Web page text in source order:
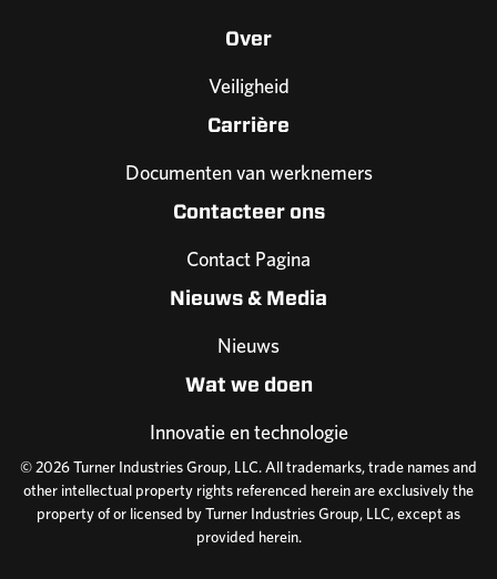
Over
Veiligheid
Carrière
Documenten van werknemers
Contacteer ons
Contact Pagina
Nieuws & Media
Nieuws
Wat we doen
Innovatie en technologie
© 2026 Turner Industries Group, LLC. All trademarks, trade names and
other intellectual property rights referenced herein are exclusively the
property of or licensed by Turner Industries Group, LLC, except as
provided herein.